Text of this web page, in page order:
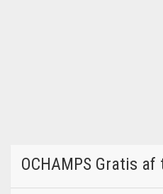
OCHAMPS Gratis